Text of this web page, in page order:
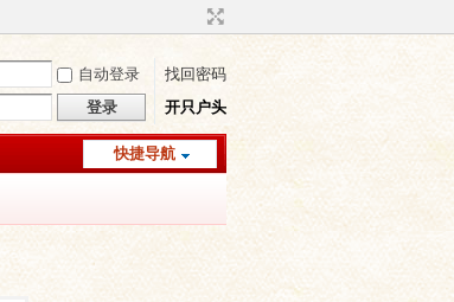
自动登录
找回密码
登录 开只户头
快捷导航